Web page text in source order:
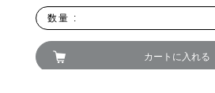
数量 :
カートに入れる